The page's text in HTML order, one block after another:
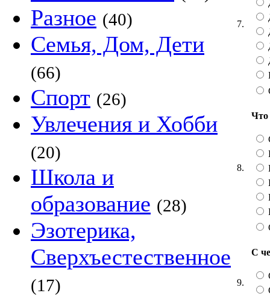
Разное (40)
Семья, Дом, Дети
(66)
Спорт (26)
Увлечения и Хобби
(20)
Школа и
образование (28)
Эзотерика,
Сверхъестественное
(17)
7.
8.
Что
9.
С